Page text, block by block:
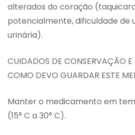
alterados do coração
potencialmente, dificuldade de
urinária).
CUIDADOS DE CONSERVAÇÃO E
COMO DEVO GUARDAR ESTE
Manter o medicamento em
(15° C a 30° C).